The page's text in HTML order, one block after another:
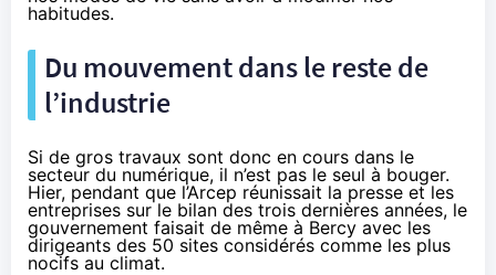
habitudes.
Du mouvement dans le reste de
l’industrie
Si de gros travaux sont donc en cours dans le
secteur du numérique, il n’est pas le seul à bouger.
Hier, pendant que l’Arcep réunissait la presse et les
entreprises sur le bilan des trois dernières années, le
gouvernement faisait de même à Bercy avec les
dirigeants des 50 sites considérés comme les plus
nocifs au climat.